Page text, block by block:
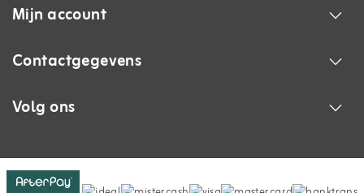
Mijn account
Contactgegevens
Volg ons